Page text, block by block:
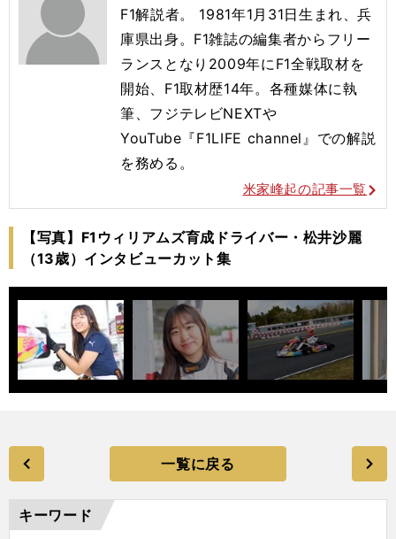
F1解説者。 1981年1月31日生まれ、兵
庫県出身。F1雑誌の編集者からフリー
ランスとなり2009年にF1全戦取材を
開始、F1取材歴14年。各種媒体に執
筆、フジテレビNEXTや
YouTube『F1LIFE channel』での解説
を務める。
米家峰起の記事一覧
【写真】F1ウィリアムズ育成ドライバー・松井沙麗
（13歳）インタビューカット集
一覧に戻る
キーワード